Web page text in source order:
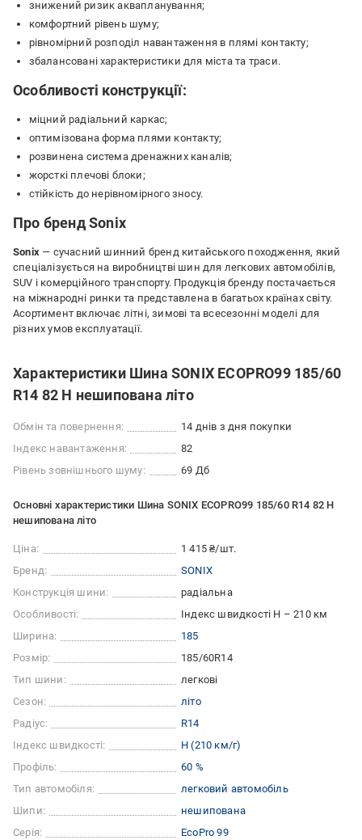
знижений ризик аквапланування;
комфортний рівень шуму;
рівномірний розподіл навантаження в плямі контакту;
збалансовані характеристики для міста та траси.
Особливості конструкції:
міцний радіальний каркас;
оптимізована форма плями контакту;
розвинена система дренажних каналів;
жорсткі плечові блоки;
стійкість до нерівномірного зносу.
Про бренд Sonix
Sonix — сучасний шинний бренд китайського походження, який
спеціалізується на виробництві шин для легкових автомобілів,
SUV і комерційного транспорту. Продукція бренду постачається
на міжнародні ринки та представлена в багатьох країнах світу.
Асортимент включає літні, зимові та всесезонні моделі для
різних умов експлуатації.
Характеристики Шина SONIX ECOPRO99 185/60
R14 82 H нешипована літо
Обмін та повернення:
14 днів з дня покупки
Індекс навантаження:
82
Рівень зовнішнього шуму:
69 Дб
Основні характеристики Шина SONIX ECOPRO99 185/60 R14 82 H
нешипована літо
Ціна:
1 415 ₴/шт.
Бренд:
SONIX
Конструкція шини:
радіальна
Особливості:
Індекс швидкості H – 210 км
Ширина:
185
Розмір:
185/60R14
Тип шини:
легкові
Сезон:
літо
Радіус:
R14
Індекс швидкості:
H (210 км/г)
Профіль:
60 %
Тип автомобіля:
легковий автомобіль
Шипи:
нешипована
Серія:
EcoPro 99